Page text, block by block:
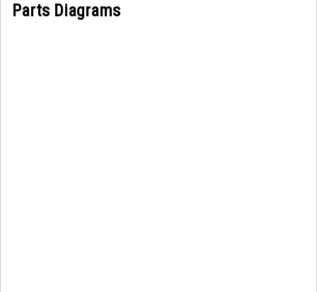
Parts Diagrams